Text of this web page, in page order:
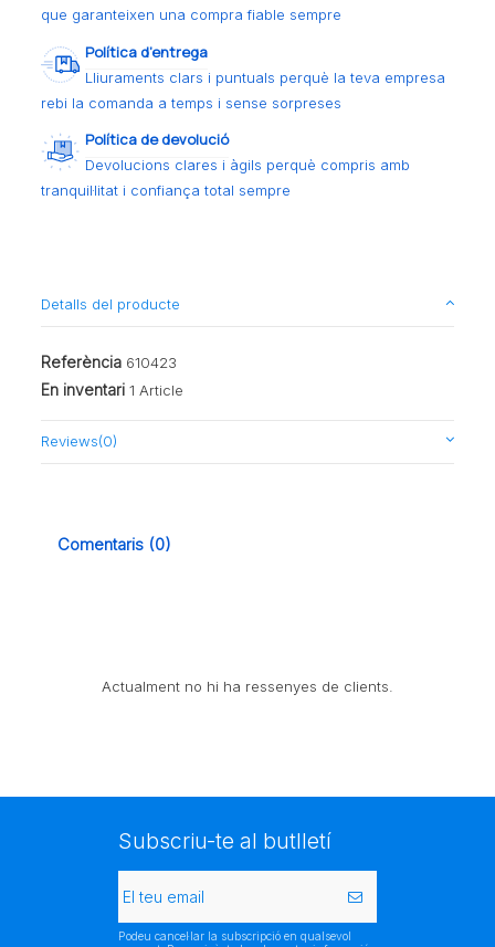
que garanteixen una compra fiable sempre
Política d’entrega
Lliuraments clars i puntuals perquè la teva empresa
rebi la comanda a temps i sense sorpreses
Política de devolució
Devolucions clares i àgils perquè compris amb
tranquil·litat i confiança total sempre
Detalls del producte
Referència 610423
En inventari 1 Article
Reviews(0)
Comentaris (0)
Actualment no hi ha ressenyes de clients.
Subscriu-te al butlletí
Podeu cancel·lar la subscripció en qualsevol